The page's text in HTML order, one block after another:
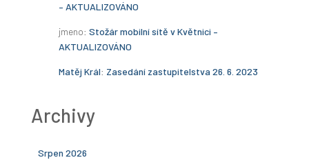
– AKTUALIZOVÁNO
jmeno: Stožár mobilní sítě v Květnici –
AKTUALIZOVÁNO
Matěj Král: Zasedání zastupitelstva 26. 6. 2023
Archivy
Srpen 2026